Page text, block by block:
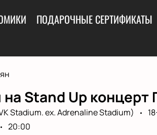
ПОДАРОЧНЫЕ СЕРТИФИКАТЫ
Stand Up
Stadium. ex. Adrenaline Stadium)
20:00